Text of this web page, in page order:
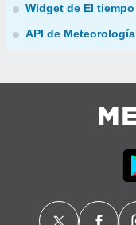
Widget de El tiempo
API de Meteorología